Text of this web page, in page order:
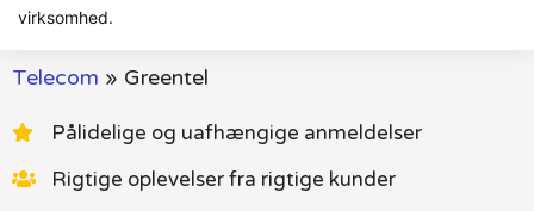
virksomhed.
Telecom » Greentel
Pålidelige og uafhængige anmeldelser
Rigtige oplevelser fra rigtige kunder